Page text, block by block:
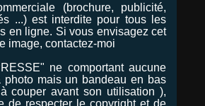
(brochure, publicité,
...) est interdite pour tous les
en ligne. Si vous envisagez cet
image, contactez-moi
ne comportant aucune
photo mais un bandeau en bas
couper avant son utilisation ),
de respecter le copyright et de